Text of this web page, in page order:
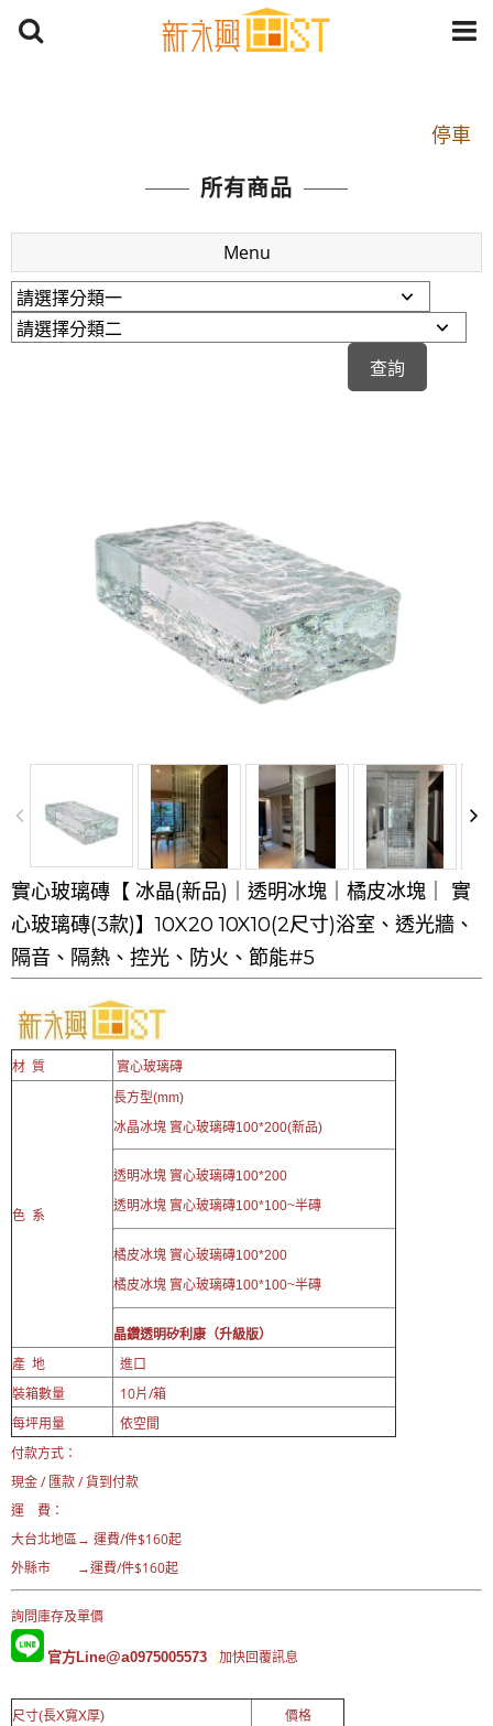
捷運： 中和線【頂溪站 2 號出口】往中山路1段139
原Line已滿 無法加Line好友 請親愛的客戶加入
LINE官方帳號@a0975005573
開車：中山路1段 到永平路路口(樂華夜市口)門口可
停車
捷運： 中和線【頂溪站 2 號出口】往中山路1段139
號約10分鐘
所有商品
Menu
實心玻璃磚【 冰晶(新品)｜透明冰塊｜橘皮冰塊｜ 實
心玻璃磚(3款)】10X20 10X10(2尺寸)浴室、透光牆、
隔音、隔熱、控光、防火、節能#5
材 質 實心玻璃磚
色 系
長方型(mm)
冰晶冰塊 實心玻璃磚100*200(新品)
透明冰塊 實心玻璃磚100*200
透明冰塊 實心玻璃磚100*100~半磚
橘皮冰塊 實心玻璃磚100*200
橘皮冰塊 實心玻璃磚100*100~半磚
晶鑽透明矽利康（升級版）
產 地
進口
裝箱數量
10片/箱
每坪用量
依空間
付款方式：
現金 / 匯款 / 貨到付款
運 費：
大台北地區→ 運費/件$160起
外縣市 →運費/件$160起
詢問庫存及單價
官方Line@a0975005573 加快回覆訊息
尺寸(長X寬X厚)
價格